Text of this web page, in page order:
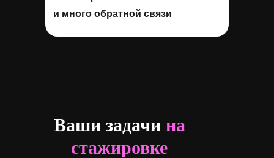
и много обратной связи
Ваши задачи на
стажировке